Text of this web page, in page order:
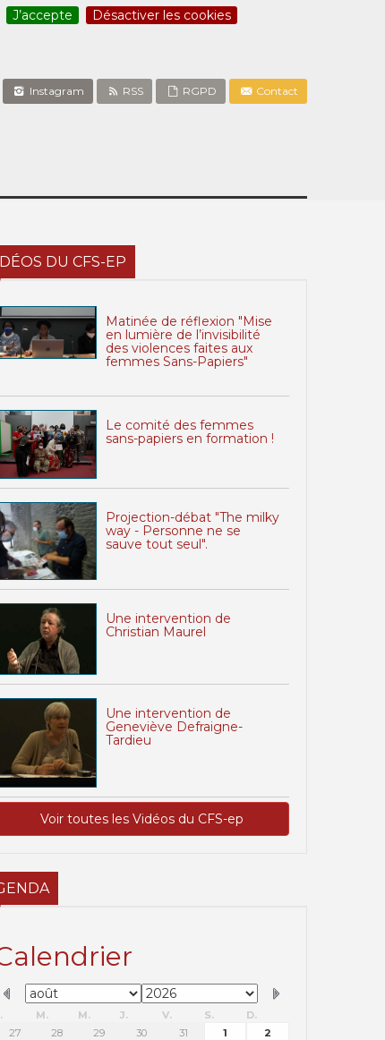
J’accepte Désactiver les cookies
Instagram RSS RGPD Contact
DU CFS-EP
Matinée de réflexion "Mise
en lumière de l’invisibilité
des violences faites aux
femmes Sans-Papiers"
Le comité des femmes
sans-papiers en formation !
Projection-débat "The milky
way - Personne ne se
sauve tout seul".
Une intervention de
Christian Maurel
Une intervention de
Geneviève Defraigne-
Tardieu
Voir toutes les Vidéos du CFS-ep
M. M. J. V. S.
D.
27
28 29 30 31 1
2